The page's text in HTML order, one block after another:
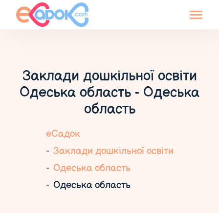
Заклади дошкільної освіти
Одеська область - Одеська
область
еСадок
Заклади дошкільної освіти
Одеська область
Одеська область